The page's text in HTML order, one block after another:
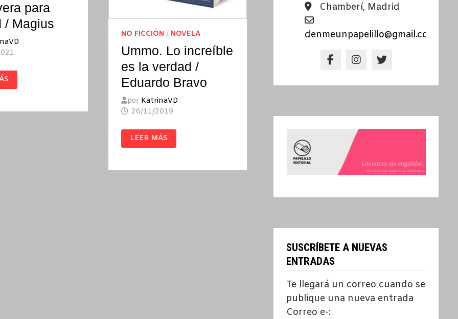
para
/ Magius
NO FICCIÓN / NOVELA
Ummo. Lo increíble
es la verdad /
Eduardo Bravo
por KatrinaVD
26/11/2019
UMMO.
LO
INCREÍBLE
VERDAD
LEER MÁS
Chamberí, Madrid
denmeunpapelillo@gmail.com
SUSCRÍBETE A NUEVAS
ENTRADAS
Te llegará un correo cuando se
publique una nueva entrada
Correo e-: